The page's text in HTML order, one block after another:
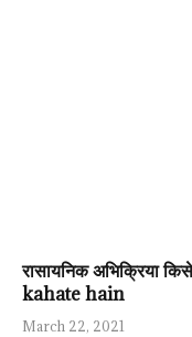
रासायनिक अभिक्रिया
kahate hain
March 22, 2021